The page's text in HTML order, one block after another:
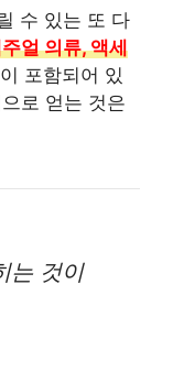
수 있는 또 다
얼 의류, 액세
포함되어 있
로 얻는 것은
는 것이